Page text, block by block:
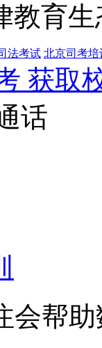
教育
法考试 北京司考培
获取
话
会帮